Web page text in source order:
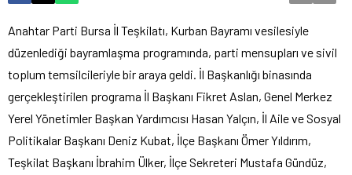
Anahtar Parti Bursa İl Teşkilatı, Kurban Bayramı vesilesiyle
düzenlediği bayramlaşma programında, parti mensupları ve sivil
toplum temsilcileriyle bir araya geldi. İl Başkanlığı binasında
gerçekleştirilen programa İl Başkanı Fikret Aslan, Genel Merkez
Yerel Yönetimler Başkan Yardımcısı Hasan Yalçın, İl Aile ve Sosyal
Politikalar Başkanı Deniz Kubat, İlçe Başkanı Ömer Yıldırım,
Teşkilat Başkanı İbrahim Ülker, İlçe Sekreteri Mustafa Gündüz,